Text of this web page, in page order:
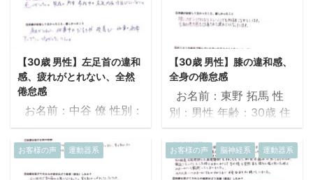
りました。 ②治療を受
けてそれらの症状はどう
改善（変化）したか？ 左
肩の痛みが ...
ります。 ②治療を受け
てそれらの ...
背中）にだるさが続いて
いました。又、だるさだ
な鋭い痛みが出現するこ
ともありました。 花粉症
に関しては約25年程前か
ら症状が毎年春にでてお
り、毎年春が憂鬱でし
た。 ②治療を受けてそ
れらの症状はどう改善
元年12月に第二子が生ま
が悪化、立位姿勢ではす
ぐに腰が痛くなり、電車
で立っているのも辛い状
態でした。 ②治療を受
けてそれらの症状はどう
改善（変化）したか？ 治
療翌日より腰部痛は軽減
が見られました。一週間
【30歳 男性】左足首の違和
感、疲れがとれない、全然
倦怠感
お名前：中谷 僚 性別：
男性 年齢：30歳 住ま
い：大阪府 職業：理学療
法士 ①治療を受ける
前の症状 朝の目覚めが悪
【30歳 男性】膝の違和感、
全身の倦怠感
お名前：東野 拓馬 性
別：男性 年齢：30歳 住
まい：大阪府 職業：理学
療法士 ①治療を受け
る前の症状 右膝蓋骨が抜
お客様の声 運動器系 お客様の声 脳神経系 運動器系